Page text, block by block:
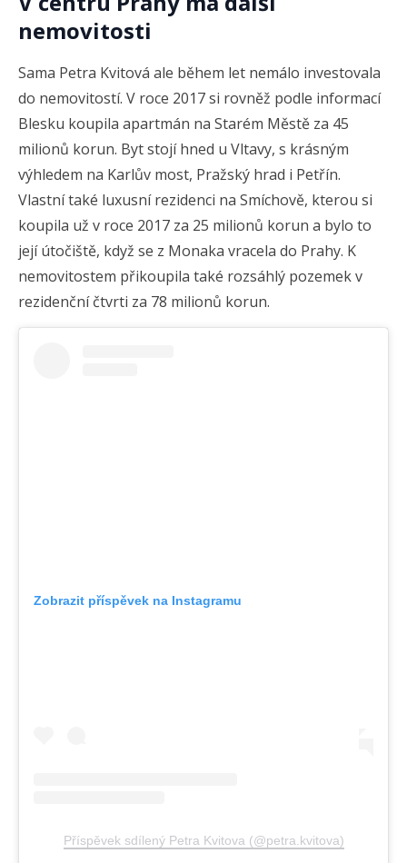
nemovitosti
Sama Petra Kvitová ale během let nemálo investovala
do nemovitostí. V roce 2017 si rovněž podle informací
Blesku koupila apartmán na Starém Městě za 45
milionů korun. Byt stojí hned u Vltavy, s krásným
výhledem na Karlův most, Pražský hrad i Petřín.
Vlastní také luxusní rezidenci na Smíchově, kterou si
koupila už v roce 2017 za 25 milionů korun a bylo to
její útočiště, když se z Monaka vracela do Prahy. K
nemovitostem přikoupila také rozsáhlý pozemekv
rezidenční čtvrti za 78 milionů korun.
Zobrazit příspěvek na Instagramu
Příspěvek sdílený Petra Kvitova (@petra.kvitova)